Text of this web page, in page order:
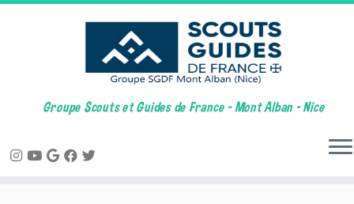
Groupe Scouts et Guides de France – Mont Alban – Nice